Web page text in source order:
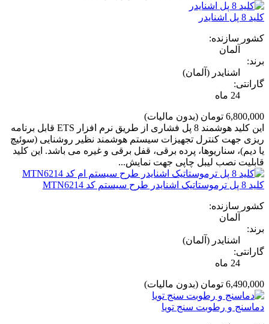
کلید 8 پل اشنایدر
کشور سازنده:
آلمان
برند:
اشنایدر (آلمان)
گارانتی:
24 ماه
6,800,000 تومان
(بدون مالیات)
این کلید هوشمند 8 پل فشاری از طریق نرم افزار ETS قابل برنامه
ریزی جهت کنترل تجهیزات سیستم هوشمند نظیر روشنایی (سوئیچ
یا دیم)، سناریوها، پرده برقی، قفل برقی و غیره می باشد. این کلید
قابلیت نصب لیبل چاپی جهت نمایش...
کلید 8 پل ترموستاتیک اشنایدر طرح سیستم کد MTN6214
کشور سازنده:
آلمان
برند:
اشنایدر (آلمان)
گارانتی:
24 ماه
6,490,000 تومان (بدون مالیات)
دماسنج و رطوبت سنج تویا